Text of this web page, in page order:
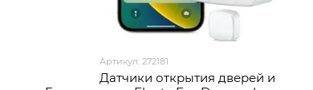
Артикул: 272181
Датчики открытия дверей и